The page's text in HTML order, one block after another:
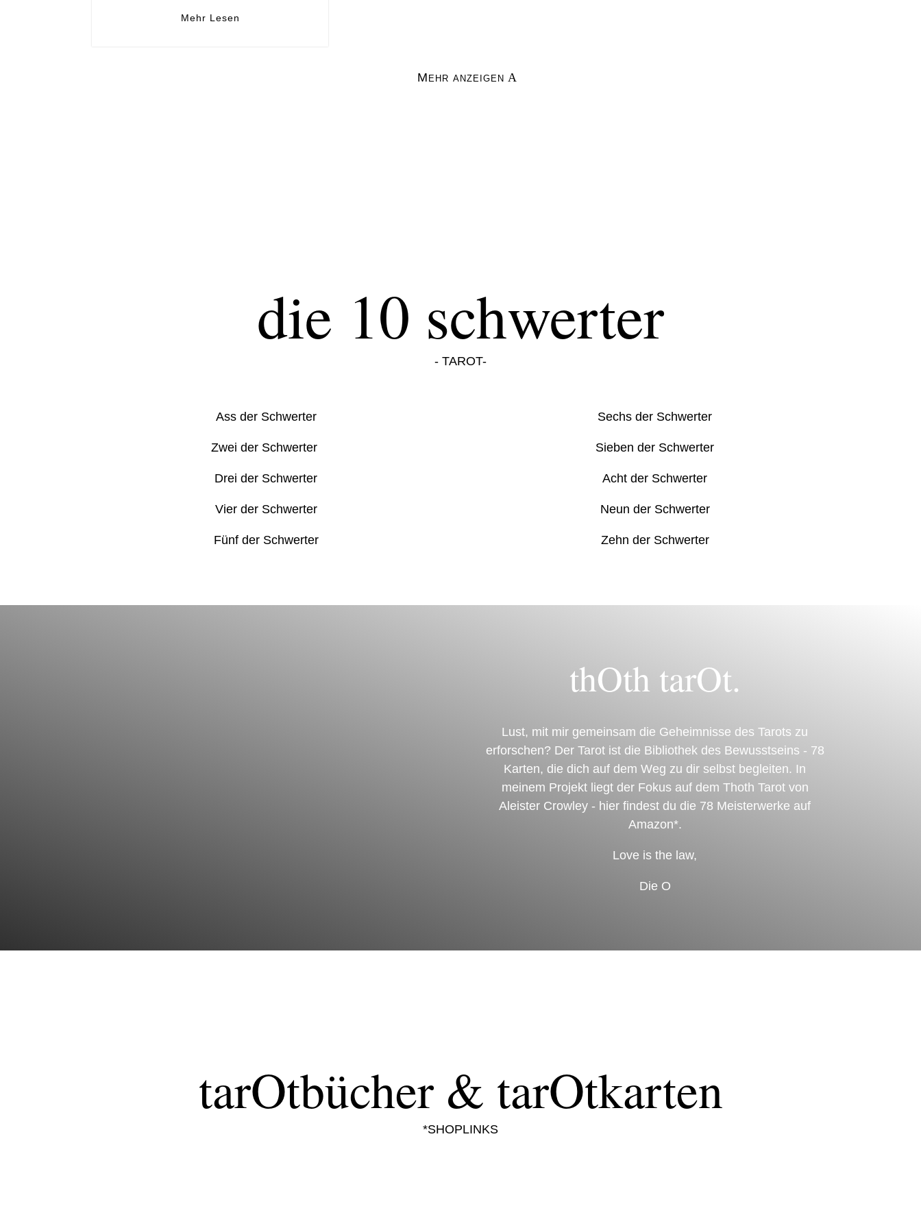
Mehr Lesen
Mehr anzeigen
die 10 schwerter
- TAROT-
Ass der Schwerter
Zwei der Schwerter
Drei der Schwerter
Vier der Schwerter
Fünf der Schwerter
Sechs der Schwerter
Sieben der Schwerter
Acht der Schwerter
Neun der Schwerter
Zehn der Schwerter
thOth tarOt.
Lust, mit mir gemeinsam die Geheimnisse des Tarots zu
erforschen? Der Tarot ist die Bibliothek des Bewusstseins - 78
Karten, die dich auf dem Weg zu dir selbst begleiten. In
meinem Projekt liegt der Fokus auf dem Thoth Tarot von
Aleister Crowley - hier findest du die 78 Meisterwerke auf
Amazon*.
Love is the law,
Die O
tarOtbücher & tarOtkarten
*SHOPLINKS